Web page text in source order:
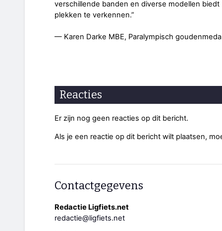
verschillende banden en diverse modellen
plekken te verkennen.”
— Karen Darke MBE, Paralympisch
Reacties
Er zijn nog geen reacties op dit bericht.
Als je een reactie op dit bericht wilt plaatsen,
Contactgegevens
Redactie Ligfiets.net
redactie@ligfiets.net